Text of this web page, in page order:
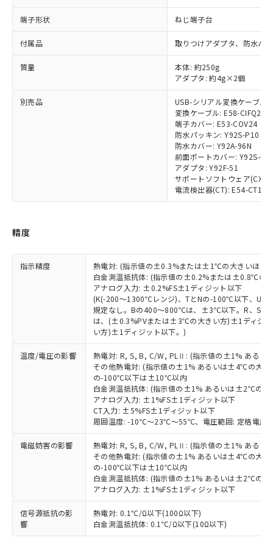
端子形状 ねじ端子台
付属品 取りつけアダプタ、防水パ
質量
本体: 約250g
アダプタ: 約4g×2個
別売品
USB-シリアル変換ケーブル:
変換ケーブル: E58-CIFQ2-E
端子カバー: E53-COV24
防水パッキン: Y92S-P10
防水カバー: Y92A-96N
前面ポートカバー: Y92S-P7
アダプタ: Y92F-51
サポートソフトウェア(CX-
電流検出器(CT): E54-CT1/
精度
指示精度
熱電対: (指示値の±0.3%または±1℃の大きいほう
白金測温抵抗体: (指示値の±0.2%または±0.8℃の
アナログ入力: ±0.2%FS±1ディジット以下
(K(-200～1300℃レンジ)、TとNの-100℃以下、U
規定なし。Bの400～800℃は、±3℃以下。R、S
は、(±0.3%PVまたは±3℃の大きい方)±1ディジ
い方)±1ディジット以下。)
温度/電圧の影響
熱電対: R, S, B, C/W, PLⅡ: (指示値の±1% ある
その他熱電対: (指示値の±1% あるいは±4℃の大き
の-100℃以下は±10℃以内
白金測温抵抗体: (指示値の±1% あるいは±2℃の大
アナログ入力: ±1%FS±1ディジット以下
CT入力: ±5%FS±1ディジット以下
周囲温度: -10℃～23℃～55℃、電圧範囲: 定格電圧
電磁妨害の影響
熱電対: R, S, B, C/W, PLⅡ: (指示値の±1% ある
その他熱電対: (指示値の±1% あるいは±4℃の大き
の-100℃以下は±10℃以内
白金測温抵抗体: (指示値の±1% あるいは±2℃の大
アナログ入力: ±1%FS±1ディジット以下
信号源抵抗の影
響
熱電対: 0.1℃/Ω以下(100Ω以下)
白金測温抵抗体: 0.1℃/Ω以下(10Ω以下)
正式な納期状況および標準価格はお客
ムロン制御機器販売店・当社販売員に
オムロン制御機器販売店や当社販売拠
」をご確認
在庫状況および標準価格結果を当社の
事前の承諾なく第三者に漏洩または開
示しないようお願いします。
マイパーツ機能（部品リスト作成サー
ビス）をご利用いただくには、I-Web
メンバーズにご登録されている必要が
お客様が当ウェブサイト上で当社にご
をご了承ください。
※当社の共同利用者とは、"個人情報
の共同利用に関して"
の「1.共同利
用者の範囲」に記載されている法人を
指します。
ルベンジル（BBP） 1000ppm以下、フタル酸ジブチル
（DBP） 1000ppm以下、フタル酸ジイソブチル
但し、RoHS指令で産業用監視および制御機器に対する
フタル酸エステル類の４物質については閾値を超える意
図的な使用がないことを確認しています。
部品在庫の切り替え状況などにより、予定
※3 非含有証明書ダウンロード
EU RoHS指令（10物質）の非含有証明書
51物質の非含有証明書（当社基準）
※本証明書は発行日時点で非含有を証明す
るもので、過去に遡って非含有を証明する
ものではありません。
また、RoHS指令のフタル酸エステル類４
物質の対応では、対応完了までの期間は出
荷製品に未対応品が混在することから備考
欄に対応日を記載しておりました。
既に当社にて対応品への在庫切替を完了
していることから、特段のことがない限
り、2022年1月12日より割愛しておりま
ニル類) : 1000ppm、 PBDEs(ポリ臭化ジフェニルエーテ
DBP(フタル酸ジブチル) : 1000ppm、 DIBP(フタル酸ジ
イソブチル) : 1000ppm、 BBP(フタル酸ブチルベンジ
「ｅ」：有害物質（10物質）のすべてが基
準値以下であることを示します。
「10」：通常の使用状況下において有害物
質が外部に漏えいし、環境に深刻な影響を
「－」：未確認です。当社販売部門へお問
当社は規制貨物を破棄する場合は、完
全に破砕するなど、違法に輸出されな
当社は貴社製品を、核兵器、ミサイ
ル、化学兵器、生物兵器またはその他
武器並びにこれらの製造装置等に一切
当社は、貴社製品を第三者に販売する
場合は、上記1、2および3の内容を当
該第三者に通知します。また当社は、
販売先および販売に係わる関係者が違
法に輸出するおそれがある場合は、取
一定数以上の在庫あり
一定数には満たないが在庫あり
在庫なし(最新の在庫状況につ
いては、お客様のお取引先、ま
たはお客様担当のオムロン制御
機器販売店・当社販売員にご確
受注生産機種、また在庫状況の
情報を公開していない機種